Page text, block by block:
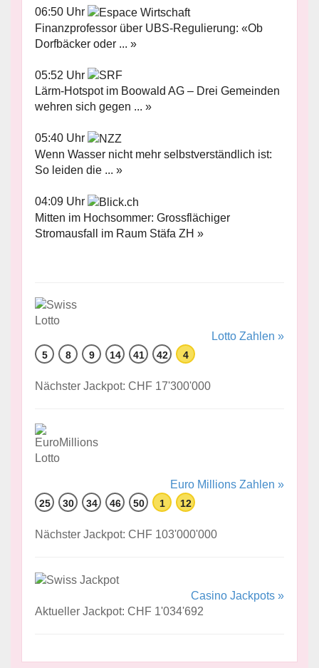
06:50 Uhr
Finanzprofessor über UBS-Regulierung: «Ob
Dorfbäcker oder ... »
05:52 Uhr
Lärm-Hotspot im Boowald AG – Drei Gemeinden
wehren sich gegen ... »
05:40 Uhr
Wenn Wasser nicht mehr selbstverständlich ist:
So leiden die ... »
04:09 Uhr
Mitten im Hochsommer: Grossflächiger
Stromausfall im Raum Stäfa ZH »
Lotto Zahlen »
5 8 9 14 41 42 4
Nächster Jackpot: CHF 17'300'000
Euro Millions Zahlen »
25 30 34 46 50 1 12
Nächster Jackpot: CHF 103'000'000
Casino Jackpots »
Aktueller Jackpot: CHF 1'034'692